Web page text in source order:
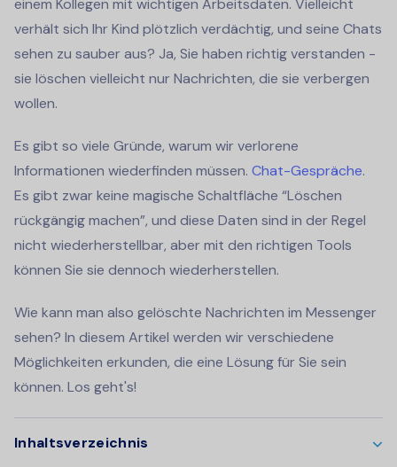
verhält sich Ihr Kind plötzlich verdächtig, und seine Chats
sehen zu sauber aus? Ja, Sie haben richtig verstanden -
sie löschen vielleicht nur Nachrichten, die sie verbergen
wollen.
Es gibt so viele Gründe, warum wir verlorene
Informationen wiederfinden müssen. Chat-Gespräche.
Es gibt zwar keine magische Schaltfläche “Löschen
rückgängig machen”, und diese Daten sind in der Regel
nicht wiederherstellbar, aber mit den richtigen Tools
können Sie sie dennoch wiederherstellen.
Wie kann man also gelöschte Nachrichten im Messenger
sehen? In diesem Artikel werden wir verschiedene
Möglichkeiten erkunden, die eine Lösung für Sie sein
können. Los geht's!
Inhaltsverzeichnis